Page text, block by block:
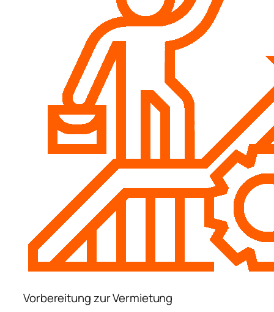
Vorbereitung zur Vermietung